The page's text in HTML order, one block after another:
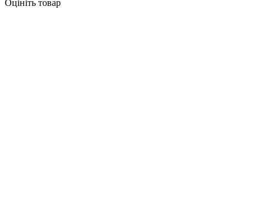
Оцініть товар